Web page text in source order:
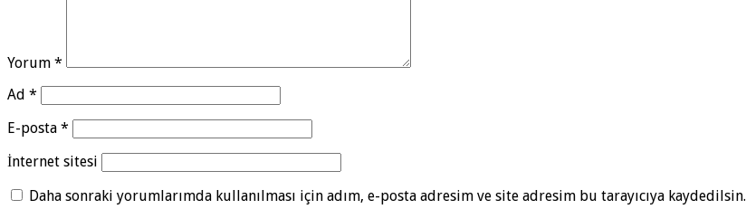
Yorum *
Ad *
E-posta *
İnternet sitesi
Daha sonraki yorumlarımda kullanılması için adım, e-posta adresim ve site adresim bu tarayıcıya kaydedilsin.